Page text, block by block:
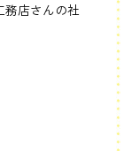
務店さんの社